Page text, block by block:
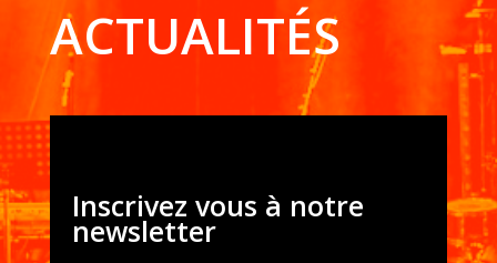
ACTUALITÉS
Inscrivez vous à notre
newsletter